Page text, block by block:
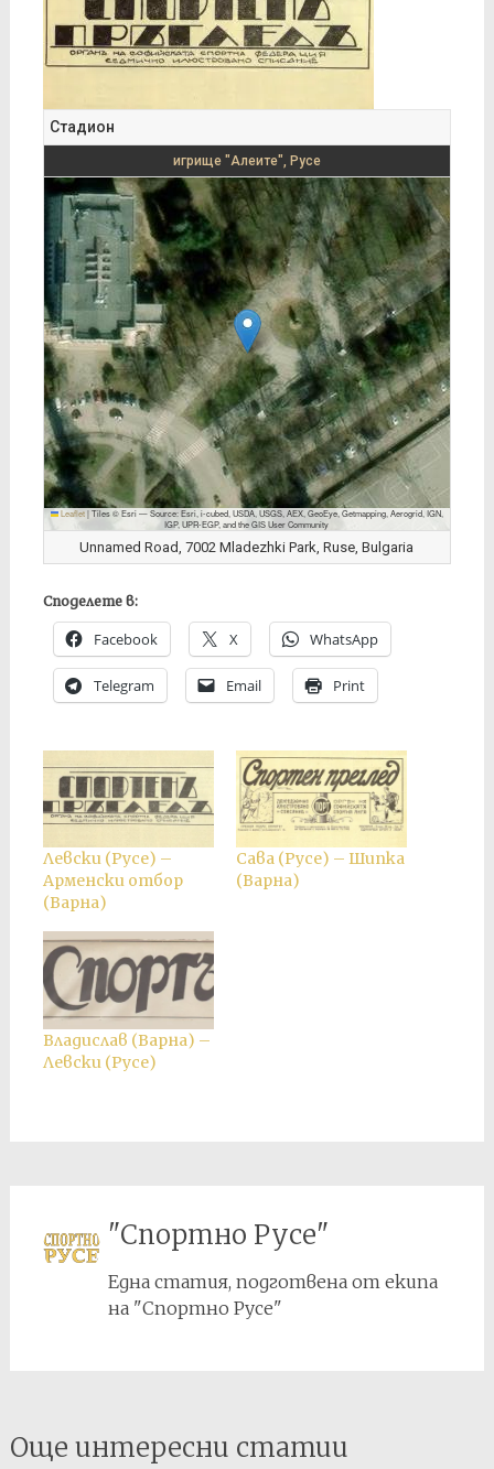
Стадион
игрище "Алеите", Русе
Leaflet |Tiles © Esri — Source: Esri, i-cubed, USDA, USGS, AEX, GeoEye, Getmapping, Aerogrid, IGN,
IGP, UPR-EGP, and the GIS User Community
Unnamed Road, 7002 Mladezhki Park, Ruse, Bulgaria
Споделете в:
Facebook X WhatsApp
Telegram Email Print
Левски (Русе) –
Арменски отбор
(Варна)
Сава (Русе) – Шипка
(Варна)
Владислав (Варна) –
Левски (Русе)
"Спортно Русе"
Една статия, подготвена от екипа
на "Спортно Русе"
Post
Още интересни статии